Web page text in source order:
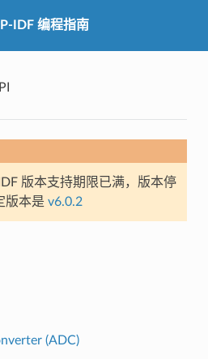
IDF 编程指南
版本支持期限已满，版本停
版本是 v6.0.2
(ADC)